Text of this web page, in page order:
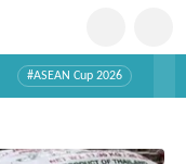
#ASEAN Cup 2026